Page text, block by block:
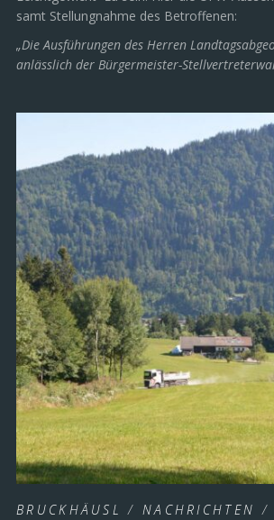
samt Stellungnahme des Betroffenen:
„Die Ausführungen des Herren
anlässlich der Bürgermeister-
BRUCKHÄUSL / NACHRICHTEN